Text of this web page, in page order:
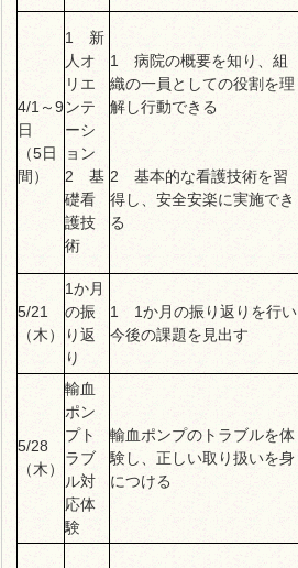
4/1～9
日
（5日
間）
1 新
人オ
リエ
ンテ
ーシ
ョン
2 基
礎看
護技
術
1 病院の概要を知り、組
織の一員としての役割を理
解し行動できる
2 基本的な看護技術を習
得し、安全安楽に実施でき
る
5/21
（木）
1か月
の振
り返
り
1 1か月の振り返りを行い
今後の課題を見出す
5/28
（木）
輸血
ポン
プト
ラブ
ル対
応体
験
輸血ポンプのトラブルを体
験し、正しい取り扱いを身
につける